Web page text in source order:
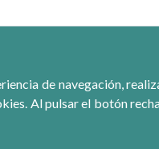
de navegación,
Al pulsar el botón